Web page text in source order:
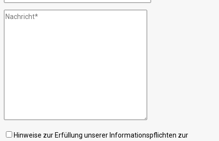
Hinweise zur Erfüllung unserer Informationspflichten zur